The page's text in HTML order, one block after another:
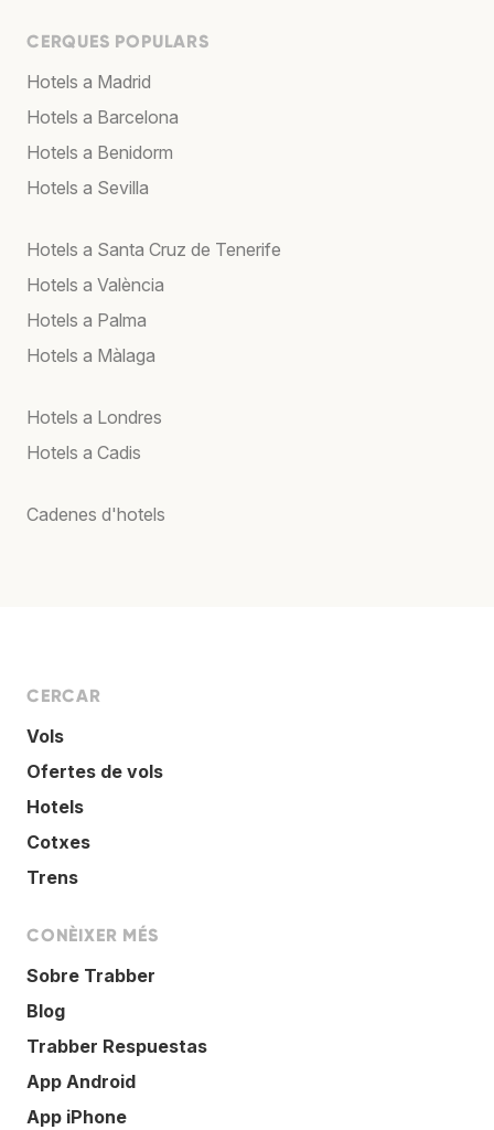
CERQUES POPULARS
Hotels a Madrid
Hotels a Barcelona
Hotels a Benidorm
Hotels a Sevilla
Hotels a Santa Cruz de Tenerife
Hotels a València
Hotels a Palma
Hotels a Màlaga
Hotels a Londres
Hotels a Cadis
Cadenes d'hotels
CERCAR
Vols
Ofertes de vols
Hotels
Cotxes
Trens
CONÈIXER MÉS
Sobre Trabber
Blog
Trabber Respuestas
App Android
App iPhone